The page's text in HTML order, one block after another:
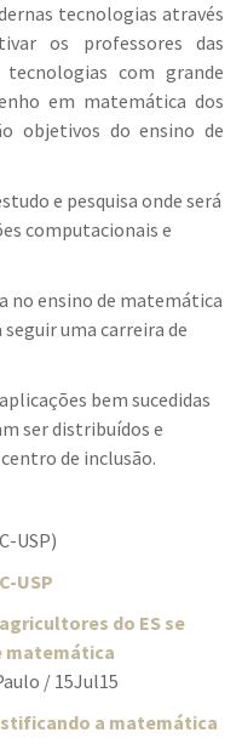
tecnologias através
os professores das
com grande
em matemática dos
objetivos do ensino de
e pesquisa onde será
computacionais e
no ensino de matemática
uma carreira de
bem sucedidas
ser distribuídos e
de inclusão.
USP)
USP
do ES se
matemática
/ 15Jul15
a matemática